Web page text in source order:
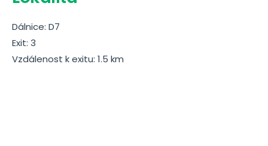
Dálnice: D7
Exit: 3
Vzdálenost k exitu: 1.5 km